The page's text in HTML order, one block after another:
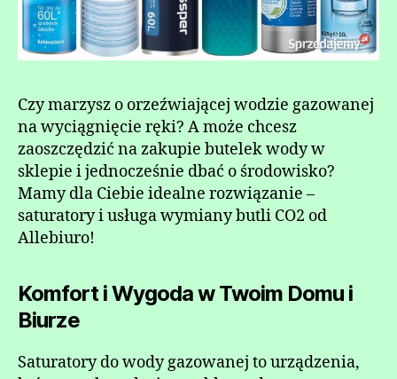
Czy marzysz o orzeźwiającej wodzie gazowanej
na wyciągnięcie ręki? A może chcesz
zaoszczędzić na zakupie butelek wody w
sklepie i jednocześnie dbać o środowisko?
Mamy dla Ciebie idealne rozwiązanie –
saturatory i usługa wymiany butli CO2 od
Allebiuro!
Komfort i Wygoda w Twoim Domu i
Biurze
Saturatory do wody gazowanej to urządzenia,